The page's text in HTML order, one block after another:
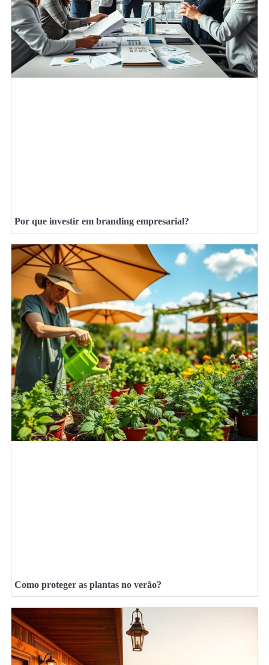
Por que investir em branding empresarial?
Como proteger as plantas no verão?